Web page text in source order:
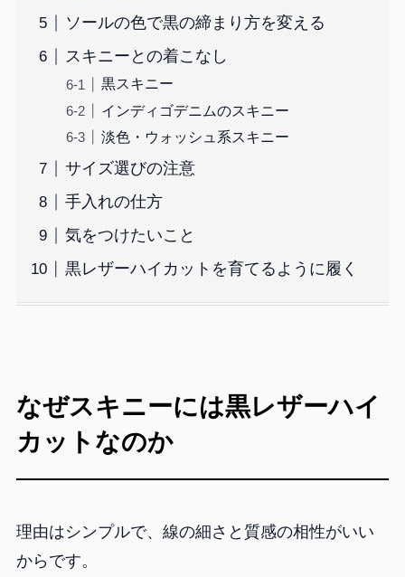
ソールの色で黒の締まり方を変える
スキニーとの着こなし
黒スキニー
インディゴデニムのスキニー
淡色・ウォッシュ系スキニー
サイズ選びの注意
手入れの仕方
気をつけたいこと
黒レザーハイカットを育てるように履く
なぜスキニーには黒レザーハイ
カットなのか
理由はシンプルで、線の細さと質感の相性がいい
からです。